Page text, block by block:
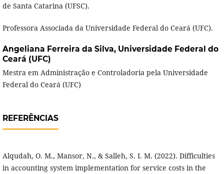
de Santa Catarina (UFSC).
Professora Associada da Universidade Federal do Ceará (UFC).
Angeliana Ferreira da Silva, Universidade Federal do
Ceará (UFC)
Mestra em Administração e Controladoria pela Universidade
Federal do Ceará (UFC)
REFERÊNCIAS
Alqudah, O. M., Mansor, N., & Salleh, S. I. M. (2022). Difficulties
in accounting system implementation for service costs in the